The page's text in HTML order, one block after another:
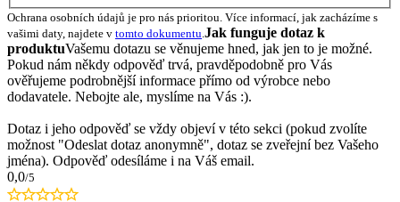
Ochrana osobních údajů je pro nás prioritou. Více informací, jak zacházíme s
vašimi daty, najdete v tomto dokumentu.Jak funguje dotaz k
produktuVašemu dotazu se věnujeme hned, jak jen to je možné.
Pokud nám někdy odpověď trvá, pravděpodobně pro Vás
ověřujeme podrobnější informace přímo od výrobce nebo
dodavatele. Nebojte ale, myslíme na Vás :).
Dotaz i jeho odpověď se vždy objeví v této sekci (pokud zvolíte
možnost "Odeslat dotaz anonymně", dotaz se zveřejní bez Vašeho
jména). Odpověď odesíláme i na Váš email.
0,0/5